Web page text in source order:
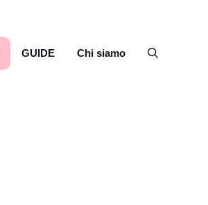
GUIDE Chi siamo